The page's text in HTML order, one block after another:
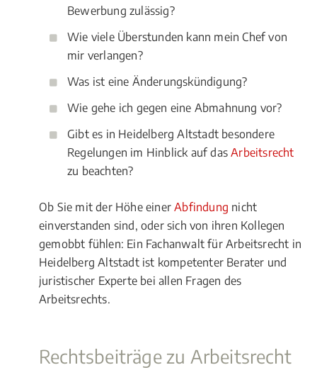
Bewerbung zulässig?
Wie viele Überstunden kann mein Chef von
mir verlangen?
Was ist eine Änderungskündigung?
Wie gehe ich gegen eine Abmahnung vor?
Gibt es in Heidelberg Altstadt besondere
Regelungen im Hinblick auf dasArbeitsrecht
zu beachten?
Ob Sie mit der Höhe einerAbfindung nicht
einverstanden sind, oder sich von ihren Kollegen
gemobbt fühlen: Ein Fachanwalt für Arbeitsrecht in
Heidelberg Altstadt ist kompetenter Berater und
juristischer Experte bei allen Fragen des
Arbeitsrechts.
Rechtsbeiträge zu Arbeitsrecht